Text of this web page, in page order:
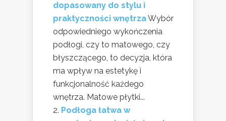
dopasowany do stylu i
praktyczności wnętrzaWybór
odpowiedniego wykończenia
podłogi, czy to matowego, czy
błyszczącego, to decyzja, która
ma wpływ na estetykę i
funkcjonalność każdego
wnętrza. Matowe płytki...
Podłoga łatwa w